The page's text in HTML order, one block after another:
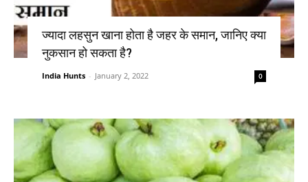
ज्यादा लहसुन खाना होता है जहर के समान, जानिए क्या
नुकसान हो सकता है?
India Hunts - January 2, 2022 0